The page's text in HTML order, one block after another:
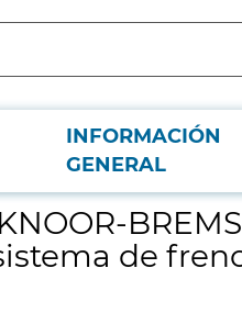
INFORMACIÓN
GENERAL
y el sistema de freno,
de